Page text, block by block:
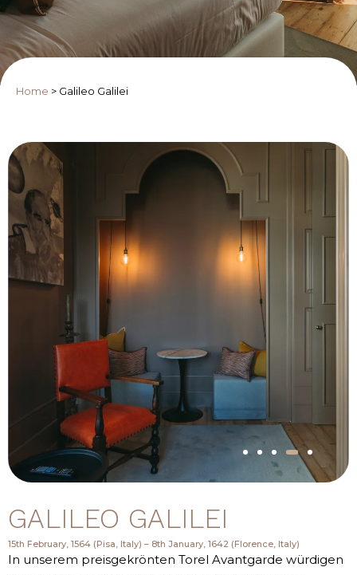
Home > Galileo Galilei
GALILEO GALILEI
15th February, 1564 (Pisa, Italy) – 8th January, 1642 (Florence, Italy)
In unserem preisgekrönten Torel Avantgarde würdigen